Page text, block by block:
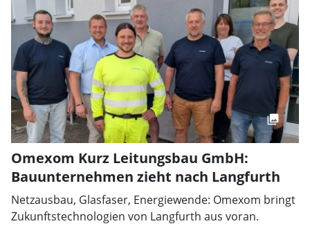
Omexom Kurz Leitungsbau GmbH:
Bauunternehmen zieht nach Langfurth
Netzausbau, Glasfaser, Energiewende: Omexom bringt
Zukunftstechnologien von Langfurth aus voran.